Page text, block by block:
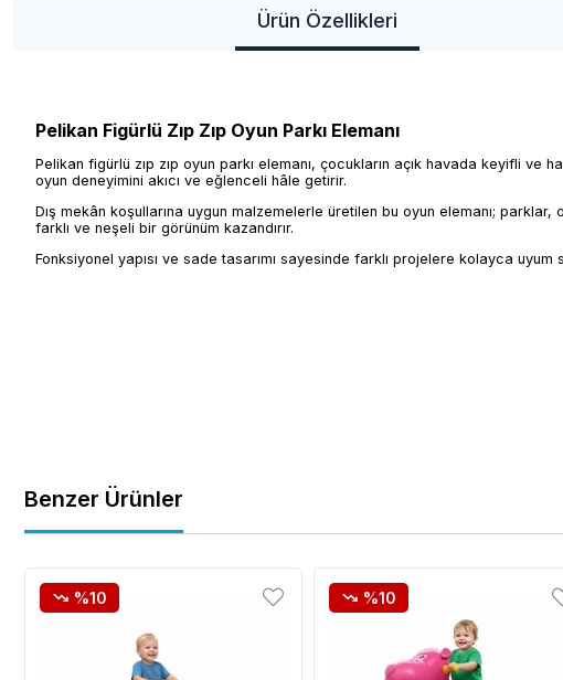
Ürün Özellikleri
Pelikan Figürlü Zıp Zıp Oyun Parkı Elemanı
Pelikan figürlü zıp zıp oyun parkı elemanı, çocukların açık havada keyifli
oyun deneyimini akıcı ve eğlenceli hâle getirir.
Dış mekân koşullarına uygun malzemelerle üretilen bu oyun elemanı;
farklı ve neşeli bir görünüm kazandırır.
Fonksiyonel yapısı ve sade tasarımı sayesinde farklı projelere kolayca
Benzer Ürünler
%10 %10